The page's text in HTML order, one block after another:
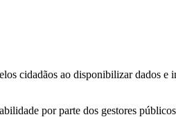
cidadãos ao disponibilizar dados e
por parte dos gestores